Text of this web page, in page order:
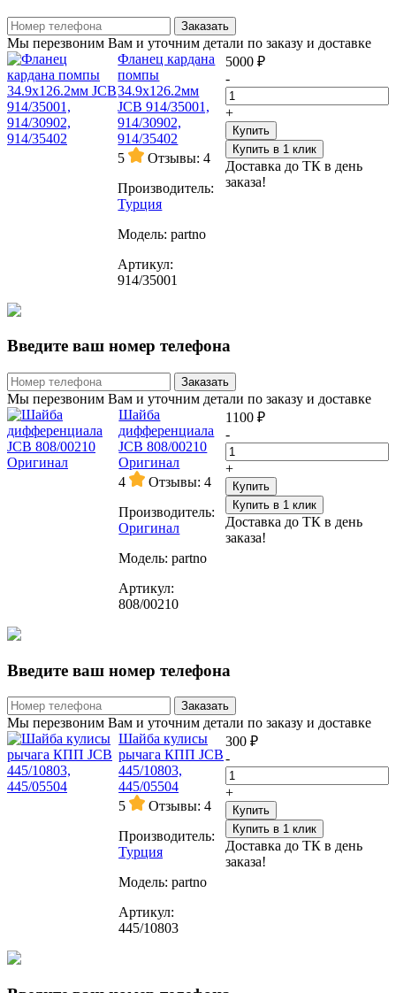
Заказать
Мы перезвоним Вам и уточним детали по заказу и доставке
Фланец кардана
помпы
34.9x126.2мм
JCB 914/35001,
914/30902,
914/35402
5
Отзывы: 4
Производитель:
Турция
Модель: partno
Артикул:
914/35001
5000 ₽
-
+
Купить
Купить в 1 клик
Доставка до ТК в день
заказа!
Введите ваш номер телефона
Заказать
Мы перезвоним Вам и уточним детали по заказу и доставке
Шайба
дифференциала
JCB 808/00210
Оригинал
4
Отзывы: 4
Производитель:
Oригинал
Модель: partno
Артикул:
808/00210
1100 ₽
-
+
Купить
Купить в 1 клик
Доставка до ТК в день
заказа!
Введите ваш номер телефона
Заказать
Мы перезвоним Вам и уточним детали по заказу и доставке
Шайба кулисы
рычага КПП JCB
445/10803,
445/05504
5
Отзывы: 4
Производитель:
Турция
Модель: partno
Артикул:
445/10803
300 ₽
-
+
Купить
Купить в 1 клик
Доставка до ТК в день
заказа!